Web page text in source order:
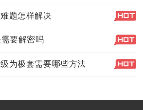
题怎样解决
要解密吗
为极套需要哪些方法